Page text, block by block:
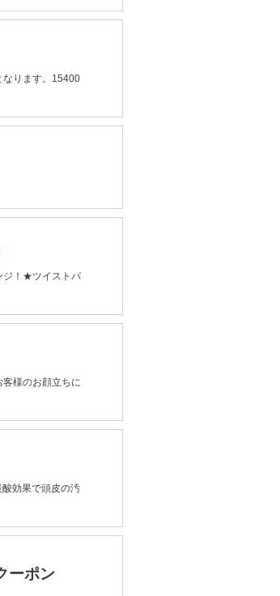
なります。15400
ジ！★ツイストパ
様のお顔立ちに
効果で頭皮の汚
ーポン